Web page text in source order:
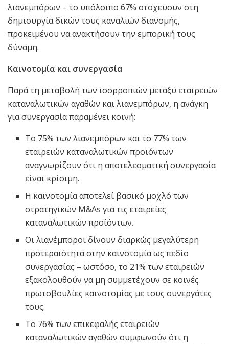
λιανεμπόρων – το υπόλοιπο 67% στοχεύουν στη
δημιουργία δικών τους καναλιών διανομής,
προκειμένου να ανακτήσουν την εμπορική τους
δύναμη.
Καινοτομία και συνεργασία
Παρά τη μεταβολή των ισορροπιών μεταξύ εταιρειών
καταναλωτικών αγαθών και λιανεμπόρων, η ανάγκη
για συνεργασία παραμένει κοινή:
Το 75% των λιανεμπόρων και το 77% των
εταιρειών καταναλωτικών προϊόντων
αναγνωρίζουν ότι η αποτελεσματική συνεργασία
είναι κρίσιμη.
Η καινοτομία αποτελεί βασικό μοχλό των
στρατηγικών M&As για τις εταιρείες
καταναλωτικών προϊόντων.
Οι λιανέμποροι δίνουν διαρκώς μεγαλύτερη
προτεραιότητα στην καινοτομία ως πεδίο
συνεργασίας – ωστόσο, το 21% των εταιρειών
εξακολουθούν να μη συμμετέχουν σε κοινές
πρωτοβουλίες καινοτομίας με τους συνεργάτες
τους.
Το 76% των επικεφαλής εταιρειών
καταναλωτικών αγαθών συμφωνούν ότι η